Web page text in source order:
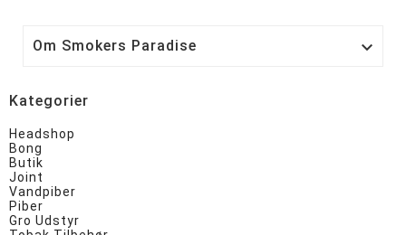
Om Smokers Paradise 
Kategorier
Headshop
Bong
Butik
Joint
Vandpiber
Piber
Gro Udstyr